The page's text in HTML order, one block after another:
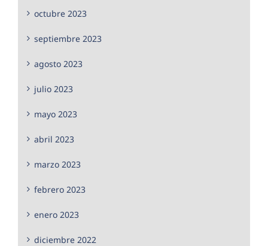
octubre 2023
septiembre 2023
agosto 2023
julio 2023
mayo 2023
abril 2023
marzo 2023
febrero 2023
enero 2023
diciembre 2022